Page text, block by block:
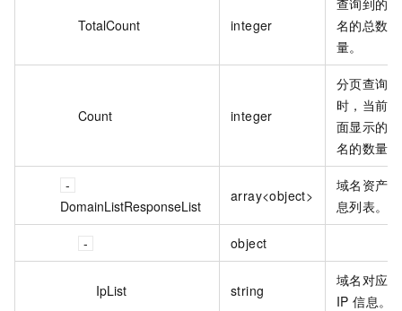
TotalCount integer
名的总数
量。
Count integer
分页查询
时，当前页
面显示的域
名的数量。
DomainListResponseList
array<object>
域名资产信
息列表。
object
IpList string
域名对应的
IP 信息。